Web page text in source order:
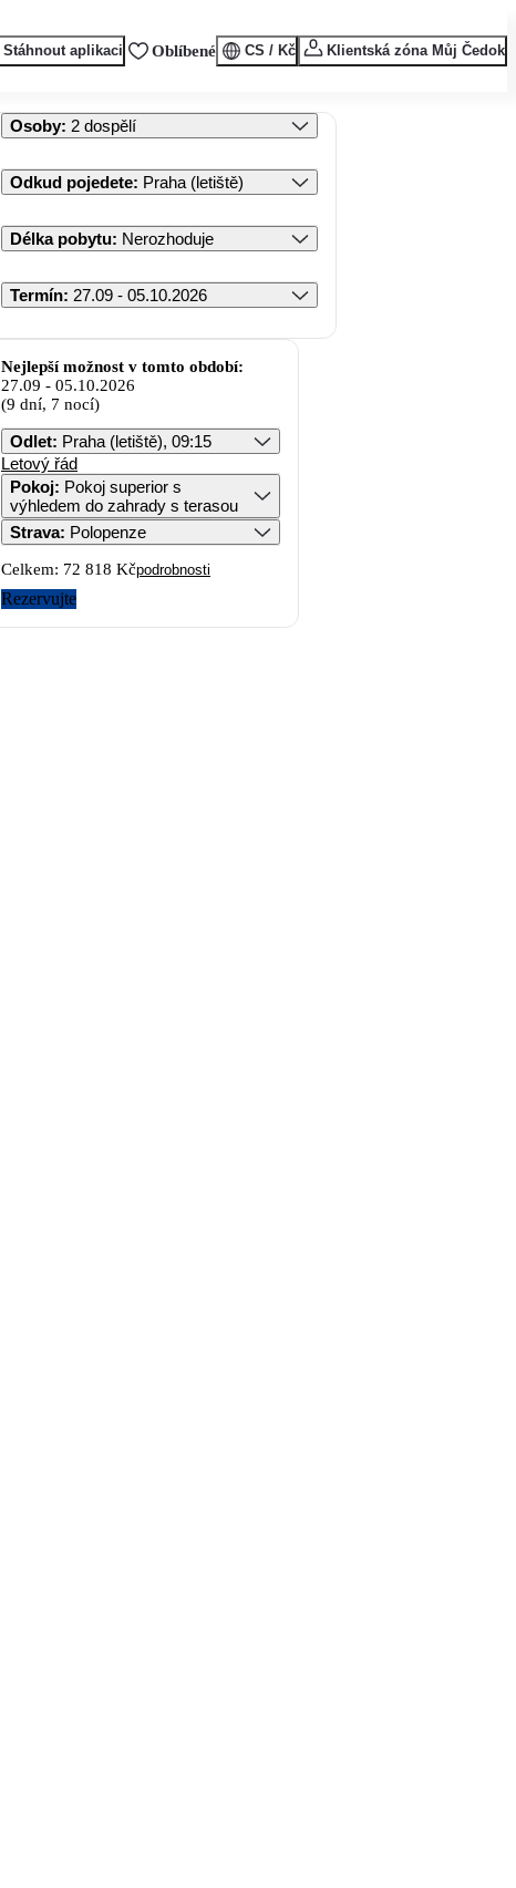
Stáhnout aplikaci Oblíbené CS / Kč Klientská zóna Můj Čedok
Osoby: 2 dospělí
Odkud pojedete: Praha (letiště)
Délka pobytu: Nerozhoduje
Termín: 27.09 - 05.10.2026
Nejlepší možnost v tomto období:
27.09 - 05.10.2026
(9 dní, 7 nocí)
Odlet: Praha (letiště), 09:15
Letový řád
Pokoj: Pokoj superior s
výhledem do zahrady s terasou
Strava: Polopenze
Celkem: 72 818 Kčpodrobnosti
Rezervujte